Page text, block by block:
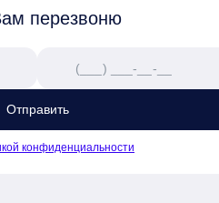
перезвоню
Отправить
конфиденциальности